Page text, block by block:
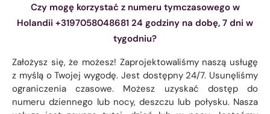
Czy mogę korzystać z numeru tymczasowego w
Holandii +3197058048681 24 godziny na dobę, 7 dni w
tygodniu?
Założysz się, że możesz! Zaprojektowaliśmy naszą usługę
z myślą o Twojej wygodę. Jest dostępny 24/7. Usunęliśmy
ograniczenia czasowe. Możesz uzyskać dostęp do
numeru dziennego lub nocy, deszczu lub połysku. Nasza